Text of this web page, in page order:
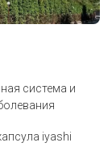
система и
iyashi